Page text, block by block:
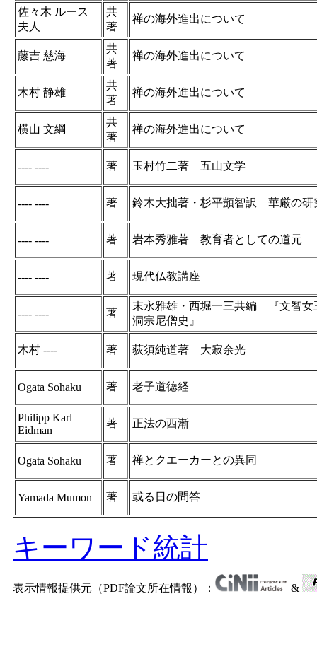
佐々木 ルース
夫人
共
著
禅の海外進出について
藤吉 慈海
共
著
禅の海外進出について
木村 静雄
共
著
禅の海外進出について
横山 文綱
共
著
禅の海外進出について
---- ---- 著 玉村竹二著 五山文学
---- ---- 著 鈴木大拙著・杉平顗智訳 華厳の研
---- ---- 著 岩本秀雅著 教育者としての道元
---- ---- 著 現代仏教講座
---- ---- 著
末永雅雄・西堀一三共編 『文智
洞宗尼僧史』
木村 ---- 著 荻須純道著 大寂余光
Ogata Sohaku 著 老子道徳経
Philipp Karl
Eidman
著 正法の西漸
Ogata Sohaku 著 禅とクエーカーとの異同
Yamada Mumon 著 或る日の問答
キーワード統計
表示情報提供元（PDF論文所在情報）： &